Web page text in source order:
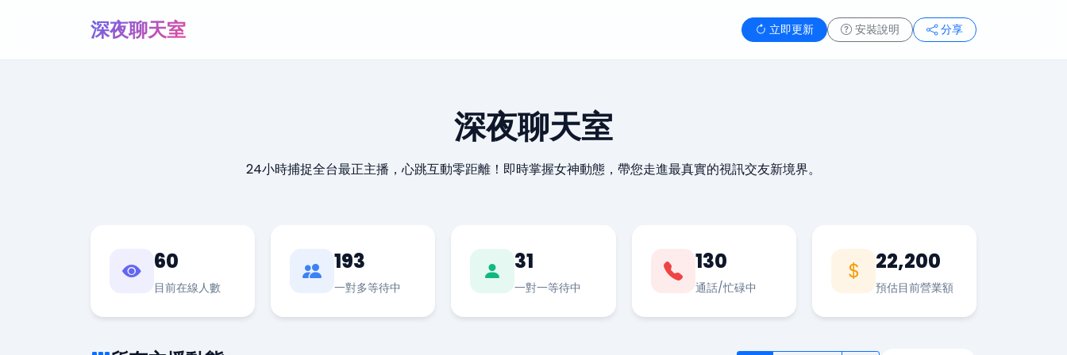
深夜聊天室 立即更新 安裝說明 分享
深夜聊天室
24小時捕捉全台最正主播，心跳互動零距離！即時掌握女神動態，帶您走進最真實的視訊交友新境界。
60
目前在線人數
193
一對多等待中
31
一對一等待中
130
通話/忙碌中
22,200
預估目前營業額